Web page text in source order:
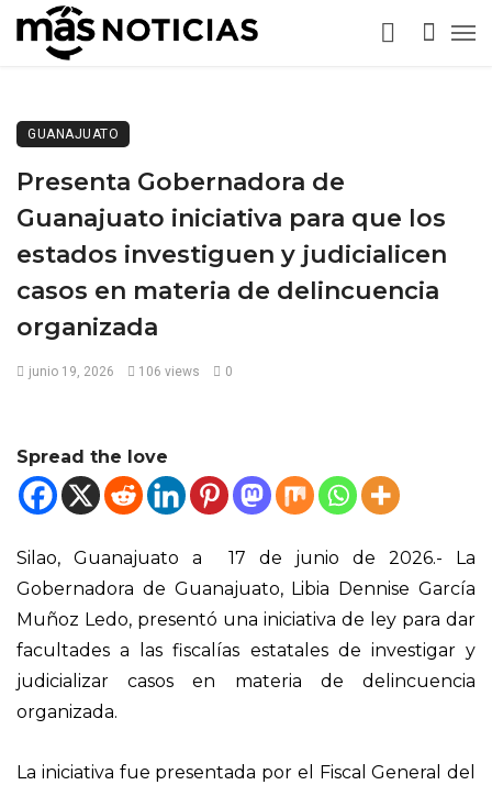
GUANAJUATO
Presenta Gobernadora de
Guanajuato iniciativa para que los
estados investiguen y judicialicen
casos en materia de delincuencia
organizada
junio 19, 2026 106 views 0
Spread the love
Silao, Guanajuato a 17 de junio de 2026.- La
Gobernadora de Guanajuato, Libia Dennise García
Muñoz Ledo, presentó una iniciativa de ley para dar
facultades a las fiscalías estatales de investigar y
judicializar casos en materia de delincuencia
organizada.
La iniciativa fue presentada por el Fiscal General del